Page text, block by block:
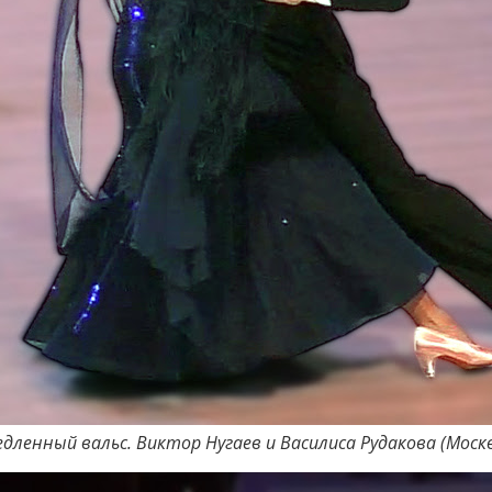
вальс. Виктор Нугаев и Василиса Рудакова